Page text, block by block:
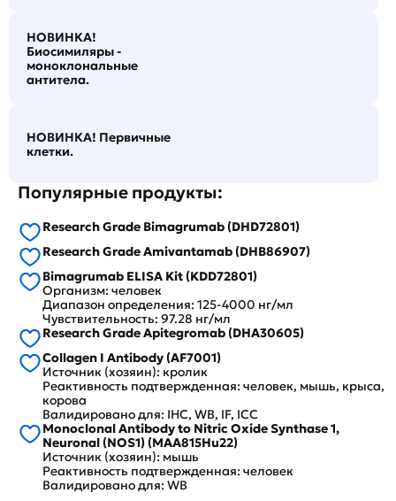
НОВИНКА!
Биосимиляры -
моноклональные
антитела.
НОВИНКА! Первичные
клетки.
Популярные продукты:
Research Grade Bimagrumab (DHD72801)
Research Grade Amivantamab (DHB86907)
Bimagrumab ELISA Kit (KDD72801)
Организм: человек
Диапазон определения: 125-4000 нг/мл
Чувствительность: 97.28 нг/мл
Research Grade Apitegromab (DHA30605)
Collagen I Antibody (AF7001)
Источник (хозяин): кролик
Реактивность подтвержденная: человек, мышь, крыса,
корова
Валидировано для: IHC, WB, IF, ICC
Monoclonal Antibody to Nitric Oxide Synthase 1,
Neuronal (NOS1) (MAA815Hu22)
Источник (хозяин): мышь
Реактивность подтвержденная: человек
Валидировано для: WB